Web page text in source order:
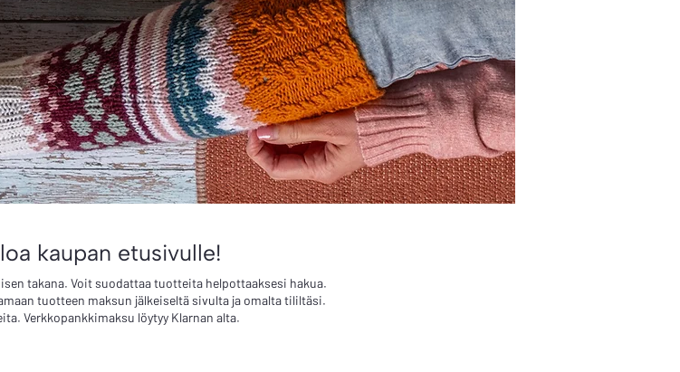
kaupan etusivulle!
takana. Voit suodattaa tuotteita helpottaaksesi hakua.
tuotteen maksun jälkeiseltä sivulta ja omalta tililtäsi.
Verkkopankkimaksu löytyy Klarnan alta.